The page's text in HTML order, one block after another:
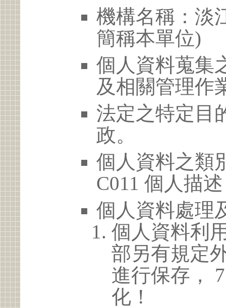
機構名稱：淡
簡稱本單位)
個人資料蒐集
及相關管理作
法定之特定目
政。
個人資料之類
C011 個人描述
個人資料處理
個人資料利
部另有規定
進行保存，
化！